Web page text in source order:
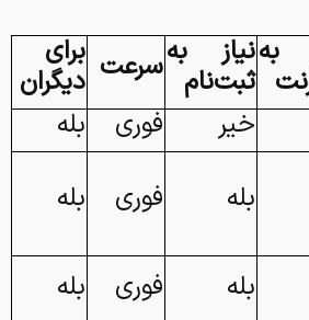
بهنیاز به
ثبت‌نام سرعت برای
دیگران
خیر فوری
بله
بله فوری
بله
بله فوری
بله